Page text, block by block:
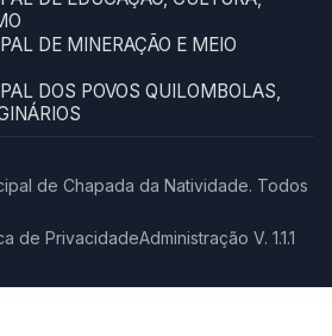
DE MINERAÇÃO E MEIO
DOS POVOS QUILOMBOLAS,
de Chapada da Natividade. Todos
de PrivacidadeAdministração V. 1.1.1